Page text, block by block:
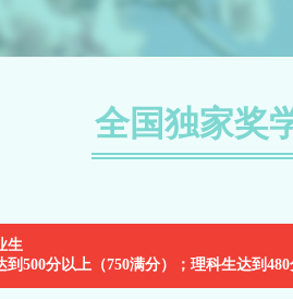
全国独家奖
生
500分以上（750满分）；理科生达到